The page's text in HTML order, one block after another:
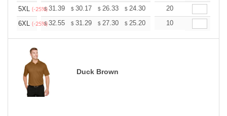
5XL (-25%)
$31.39 $ 30.17 $ 26.33 $ 24.30 23.08
20
6XL (-25%)
$32.55 $ 31.29 $ 27.30 $ 25.20 23.94
10
Duck Brown